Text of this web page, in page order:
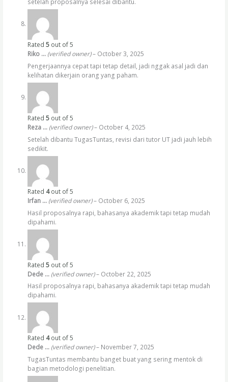
Rated 5out of 5
Riko … (verified owner) – October 3, 2025
Pengerjaannya cepat tapi tetap detail, jadi nggak asal jadi dan
kelihatan dikerjain orang yang paham.
Rated 5out of 5
Reza … (verified owner) – October 4, 2025
Setelah dibantu TugasTuntas, revisi dari tutor UT jadi jauh lebih
sedikit.
Rated 4out of 5
Irfan … (verified owner) – October 6, 2025
Hasil proposalnya rapi, bahasanya akademik tapi tetap mudah
dipahami.
Rated 5out of 5
Dede … (verified owner) – October 22, 2025
Hasil proposalnya rapi, bahasanya akademik tapi tetap mudah
dipahami.
Rated 4out of 5
Dede … (verified owner) – November 7, 2025
TugasTuntas membantu banget buat yang sering mentok di
bagian metodologi penelitian.